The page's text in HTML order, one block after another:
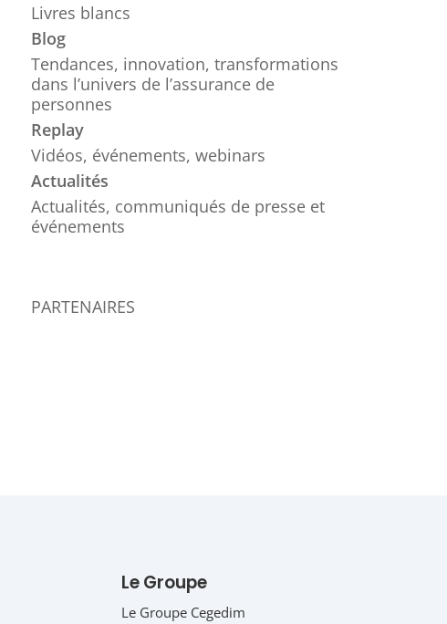
Livres blancs
Blog
Tendances, innovation, transformations
dans l’univers de l’assurance de
personnes
Replay
Vidéos, événements, webinars
Actualités
Actualités, communiqués de presse et
événements
PARTENAIRES
Le Groupe
Le Groupe Cegedim